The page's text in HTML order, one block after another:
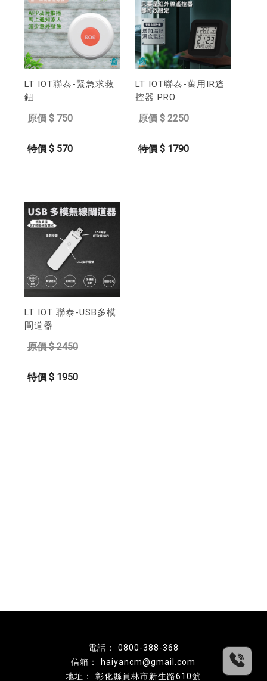
LT IOT聯泰-緊急求救
鈕
原價 $ 750
特價 $ 570
LT IOT聯泰-萬用IR遙
控器 PRO
原價 $ 2250
特價 $ 1790
LT IOT 聯泰-USB多模
閘道器
原價 $ 2450
特價 $ 1950
0800-388-368
haiyancm@gmail.com
彰化縣員林市新生路610號